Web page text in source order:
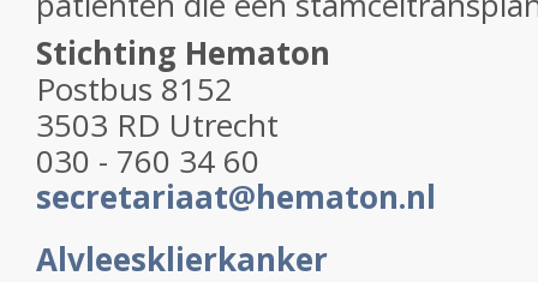
Stichting Hematon
Postbus 8152
3503 RD Utrecht
030 - 760 34 60
secretariaat@hematon.nl
Alvleesklierkanker